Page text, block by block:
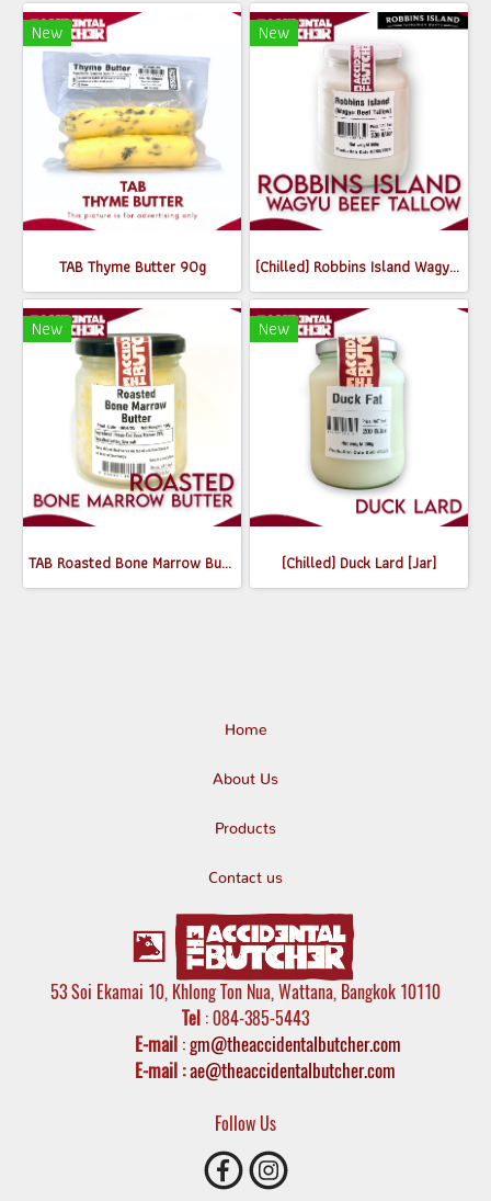
New
TAB Thyme Butter 90g
New
(Chilled) Robbins Island Wagyu beef Tallow 300g
New
TAB Roasted Bone Marrow Butter 160g
New
(Chilled) Duck Lard [Jar]
Home
About Us
Products
Contact us
53 Soi Ekamai 10, Khlong Ton Nua, Wattana, Bangkok 10110
Tel : 084-385-5443
E-mail:gm@theaccidentalbutcher.com
E-mail :ae@theaccidentalbutcher.com
Follow Us